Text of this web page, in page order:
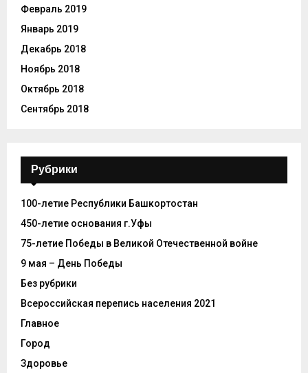
Февраль 2019
Январь 2019
Декабрь 2018
Ноябрь 2018
Октябрь 2018
Сентябрь 2018
Рубрики
100-летие Республики Башкортостан
450-летие основания г.Уфы
75-летие Победы в Великой Отечественной войне
9 мая – День Победы
Без рубрики
Всероссийская перепись населения 2021
Главное
Город
Здоровье